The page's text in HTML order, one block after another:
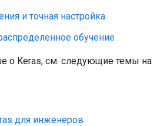
и точная настройка
обучение
о Keras, см. следующие темы на
для инженеров